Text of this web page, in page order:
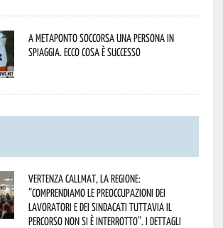
A Metaponto soccorsa una persona in
spiaggia. Ecco cosa è successo
Vertenza CallMat, la Regione:
“comprendiamo le preoccupazioni dei
lavoratori e dei sindacati tuttavia il
percorso non si è interrotto”. I dettagli